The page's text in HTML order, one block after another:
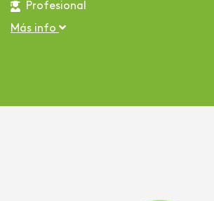
Profesional
Más info